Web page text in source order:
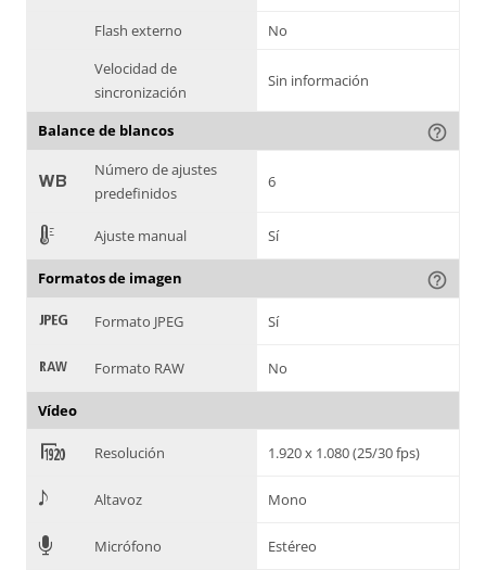
Flash externo
No
Velocidad de
sincronización
Sin información
Balance de blancos help_outline
9
Número de ajustes
predefinidos
6
E Ajuste manual Sí
Formatos de imagen help_outline
: Formato JPEG Sí
; Formato RAW No
Vídeo
< Resolución 1.920 x 1.080 (25/30 fps)
> Altavoz Mono
= Micrófono Estéreo